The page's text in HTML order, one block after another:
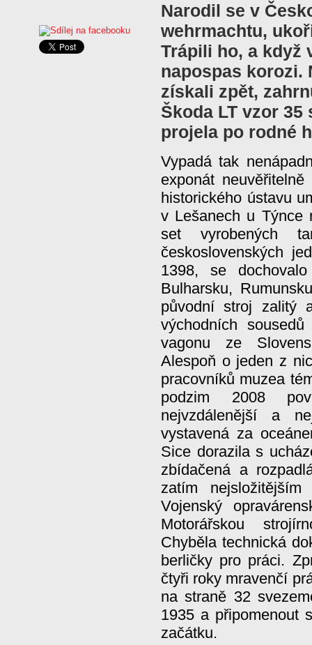
Narodil se v
wehrmachtu,
Trápili ho, a když
napospas korozi.
získali zpět,
Škoda LT vzor 35
projela po rodné
Vypadá tak
exponát
historického ústavu
v Lešanech u Týnce
set vyrobených
československých
1398, se
Bulharsku,
původní stroj zalitý
východních
vagonu ze
Alespoň o jeden z
pracovníků muzea
podzim 2008
nejvzdálenější a
vystavená za
Sice dorazila s
zbídačená a
zatím
Vojenský
Motorářskou
Chyběla technická
berličky pro práci.
čtyři roky mravenčí
na straně 32
1935 a připomenout
začátku.